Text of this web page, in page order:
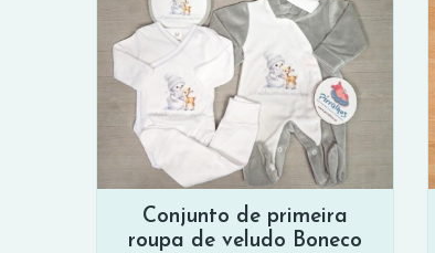
Conjunto de primeira
roupa de veludo Boneco